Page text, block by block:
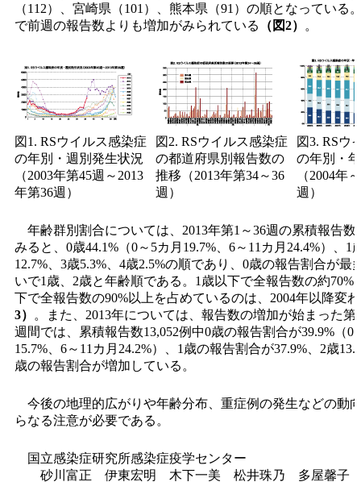
（112）、宮崎県（101）、熊本県（91）の順となっている
で前週の報告数よりも増加がみられている
（図2） 。
図1. RSウイルス感染症
の年別・週別発生状況
（2003年第45週～2013
年第36週）
図2. RSウイルス感染症
の都道府県別報告数の
推移（2013年第34～36
週）
図3. RSウ
の年別・
（2004年
週）
年齢群別割合については、2013年第1～36週の累積報告数
みると、0歳44.1%（0～5カ月19.7%、6～11カ月24.4%）、1
12.7%、3歳5.3%、4歳2.5%の順であり、0歳の報告割合が最
いで1歳、2歳と年齢順である。1歳以下で全報告数の約70%
下で全報告数の90%以上を占めているのは、2004年以降変
3）
。また、2013年については、報告数の増加が始まった第
週間では、累積報告数13,052例中0歳の報告割合が39.9%（0
15.7%、6～11カ月24.2%）、1歳の報告割合が37.9%、2歳
歳の報告割合が増加している。
今後の地理的広がりや年齢分布、重症例の発生などの動
らなる注意が必要である。
国立感染症研究所感染症疫学センター
砂川富正 伊東宏明 木下一美 松井珠乃 多屋馨子